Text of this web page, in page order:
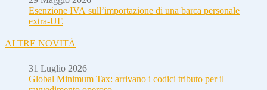
Esenzione IVA sull’importazione di una barca personale
extra-UE
ALTRE NOVITÀ
31 Luglio 2026
Global Minimum Tax: arrivano i codici tributo per il